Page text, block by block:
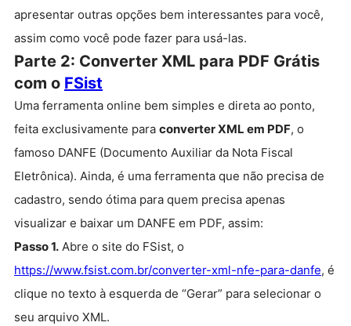
apresentar outras opções bem interessantes para você,
assim como você pode fazer para usá-las.
Parte 2: Converter XML para PDF Grátis
com o FSist
Uma ferramenta online bem simples e direta ao ponto,
feita exclusivamente para converter XML em PDF, o
famoso DANFE (Documento Auxiliar da Nota Fiscal
Eletrônica). Ainda, é uma ferramenta que não precisa de
cadastro, sendo ótima para quem precisa apenas
visualizar e baixar um DANFE em PDF, assim:
Passo 1. Abre o site do FSist, o
https://www.fsist.com.br/converter-xml-nfe-para-danfe, é
clique no texto à esquerda de “Gerar” para selecionar o
seu arquivo XML.